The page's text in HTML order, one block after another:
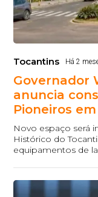
Tocantins Há 2
Governador
anuncia
Pioneiros
Novo espaço será
Histórico do
equipamentos de